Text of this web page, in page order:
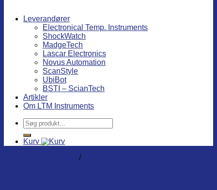
Leverandører
Electronical Temp. Instruments
ShockWatch
MadgeTech
Lascar Electronics
Novus Automation
ScanStyle
UbiBot
BSTI – ScianTech
Artikler
Om LTM Instruments
Søg
efter:
Kurv
/